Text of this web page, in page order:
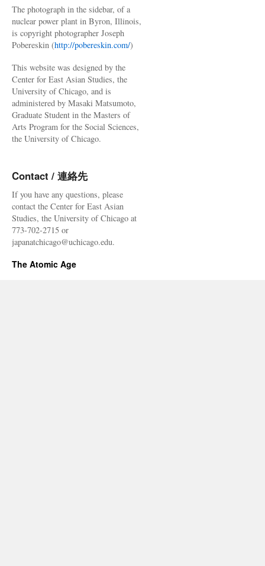
The photograph in the sidebar, of a
nuclear power plant in Byron, Illinois,
is copyright photographer Joseph
Pobereskin (http://pobereskin.com/)
This website was designed by the
Center for East Asian Studies, the
University of Chicago, and is
administered by Masaki Matsumoto,
Graduate Student in the Masters of
Arts Program for the Social Sciences,
the University of Chicago.
Contact / 連絡先
If you have any questions, please
contact the Center for East Asian
Studies, the University of Chicago at
773-702-2715 or
japanatchicago@uchicago.edu.
The Atomic Age